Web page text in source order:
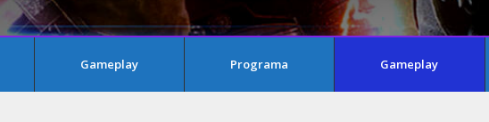
Gameplay Programa Gameplay